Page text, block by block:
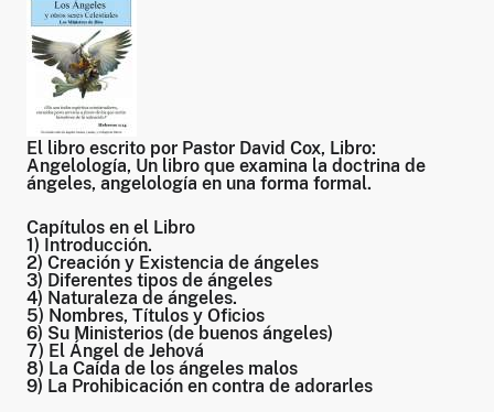
El libro escrito por Pastor David Cox, Libro:
Angelología, Un libro que examina la doctrina de
ángeles, angelología en una forma formal.
Capítulos en el Libro
1) Introducción.
2) Creación y Existencia de ángeles
3) Diferentes tipos de ángeles
4) Naturaleza de ángeles.
5) Nombres, Títulos y Oficios
6) Su Ministerios (de buenos ángeles)
7) El Ángel de Jehová
8) La Caída de los ángeles malos
9) La Prohibicación en contra de adorarles